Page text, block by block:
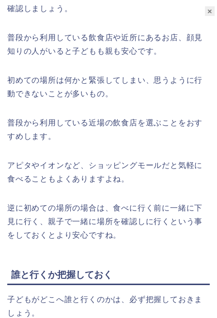
確認しましょう。
普段から利用している飲食店や近所にあるお店、顔見
知りの人がいると子どもも親も安心です。
初めての場所は何かと緊張してしまい、思うように行
動できないことが多いもの。
普段から利用している近場の飲食店を選ぶことをおす
すめします。
アピタやイオンなど、ショッピングモールだと気軽に
食べることもよくありますよね。
逆に初めての場所の場合は、食べに行く前に一緒に下
見に行く、親子で一緒に場所を確認しに行くという事
をしておくとより安心ですね。
誰と行くか把握しておく
子どもがどこへ誰と行くのかは、必ず把握しておきま
しょう。
×